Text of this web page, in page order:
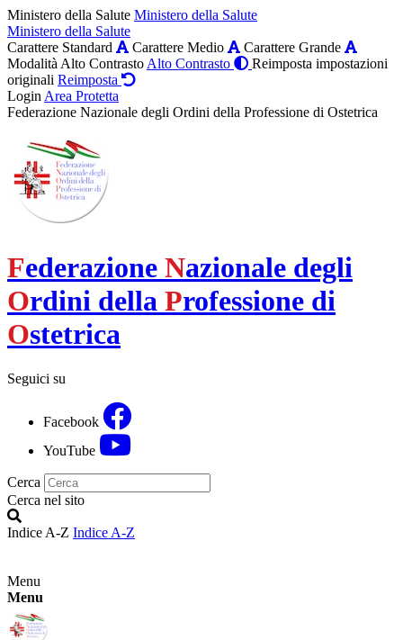
Ministero della Salute Ministero della Salute
Ministero della Salute
Carattere Standard
Carattere Medio
Carattere Grande
Modalità Alto Contrasto Alto Contrasto
Reimposta impostazioni
originali Reimposta
Login Area Protetta
Federazione Nazionale degli Ordini della Professione di Ostetrica
Federazione Nazionale degli
Ordini della Professione di
Ostetrica
Seguici su
Facebook
YouTube
Cerca
Cerca nel sito
Indice A-Z Indice A-Z
Menu
Menu